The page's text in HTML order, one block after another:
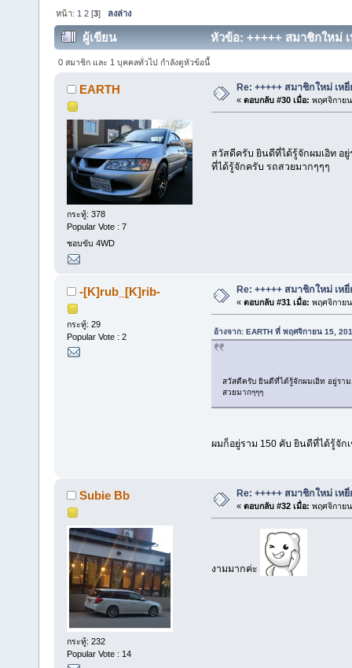
หน้า: 1 2 [3] ลงล่าง
ผู้เขียน หัวข้อ: +++++ สมาชิกใหม่
0 สมาชิก และ 1 บุคคลทั่วไป กำลังดูหัวข้อนี้
EARTH
กระทู้: 378
Popular Vote : 7
ชอบขับ 4WD
Re: +++++ สมาชิกใหม่ เห
« ตอบกลับ #30 เมื่อ: พฤศจิกาย
สวัสดีครับ ยินดีที่ได้รู้จักผมเอิท อ
ที่ได้รู้จักครับ รถสวยมากๆๆๆ
-[K]rub_[K]rib-
กระทู้: 29
Popular Vote : 2
Re: +++++ สมาชิกใหม่ เห
« ตอบกลับ #31 เมื่อ: พฤศจิกาย
อ้างจาก: EARTH ที่ พฤศจิกายน 15,
สวัสดีครับ ยินดีที่ได้รู้จักผมเอิท อยู่รา
สวยมากๆๆๆ
ผมก็อยู่ราม 150 คับ ยินดีที่ได้รู้จัก
Subie Bb
กระทู้: 232
Popular Vote : 14
Re: +++++ สมาชิกใหม่ เห
« ตอบกลับ #32 เมื่อ: พฤศจิกาย
งามมากค่ะ